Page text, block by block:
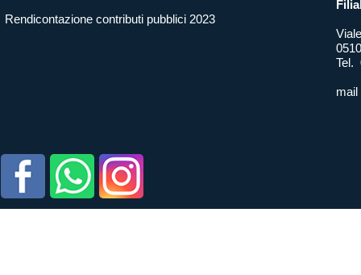
Rendicontazione contributi pubblici 2023
Tel.
mail